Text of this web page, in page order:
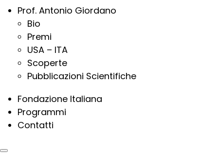
Prof. Antonio Giordano
Bio
Premi
USA – ITA
Scoperte
Pubblicazioni Scientifiche
Fondazione Italiana
Programmi
Contatti